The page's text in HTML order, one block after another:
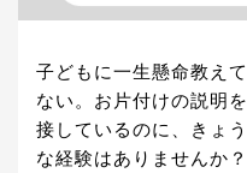
子どもに一生懸命教え
ない。お片付けの説明
接しているのに、きょ
な経験はありませんか？